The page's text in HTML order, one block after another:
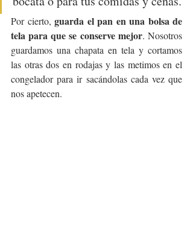
Por cierto, guarda el pan en una bolsa de
tela para que se conserve mejor. Nosotros
guardamos una chapata en tela y cortamos
las otras dos en rodajas y las metimos en el
congelador para ir sacándolas cada vez que
nos apetecen.